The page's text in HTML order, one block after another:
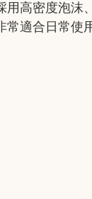
高密度泡沫
適合日常使